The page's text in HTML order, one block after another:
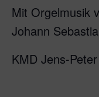
Mit Orgelmusik
Johann
KMD Jens-